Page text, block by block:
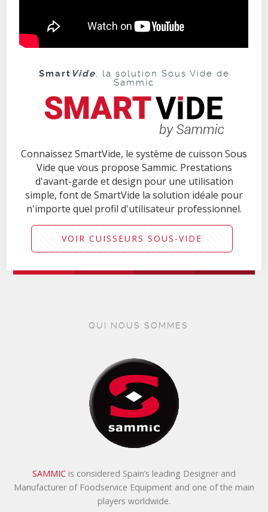
Smart Vide, la solution Sous Vide de
Sammic
Connaissez SmartVide, le système de cuisson Sous
Vide que vous propose Sammic. Prestations
d'avant-garde et design pour une utilisation
simple, font de SmartVide la solution idéale pour
n'importe quel profil d'utilisateur professionnel.
VOIR CUISSEURS SOUS-VIDE
QUI NOUS SOMMES
SAMMIC is considered Spain’s leading Designer and
Manufacturer of Foodservice Equipment and one of the main
players worldwide.